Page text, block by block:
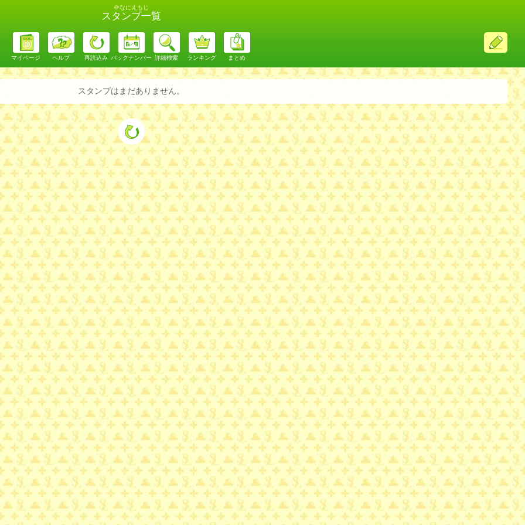
＠なにえもじ
スタンプ一覧
ス
レ
投
マイページ ヘルプ 再読込み バックナンバー 詳細検索 ランキング まとめ
スタンプはまだありません。